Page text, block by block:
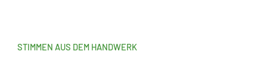
STIMMEN AUS DEM HANDWERK